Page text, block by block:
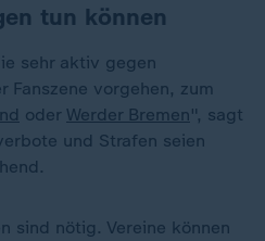
tun können
sehr aktiv gegen
Fanszene vorgehen, zum
oder Werder Bremen", sagt
und Strafen seien
sind nötig. Vereine können